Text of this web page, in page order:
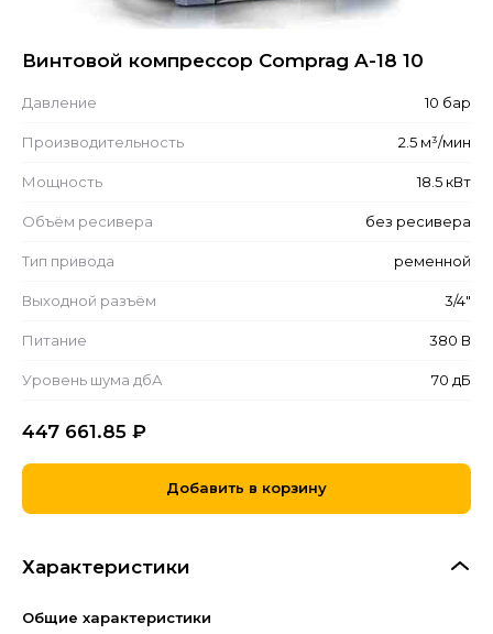
Винтовой компрессор Comprag A-18 10
Давление 10 бар
Производительность 2.5 м³/мин
Мощность 18.5 кВт
Объём ресивера без ресивера
Тип привода ременной
Выходной разъём 3/4"
Питание 380 В
Уровень шума дбА 70 дБ
447 661.85 ₽
Добавить в корзину
Характеристики
Общие характеристики